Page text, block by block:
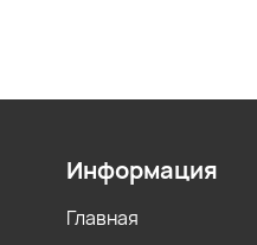
Информация
Главная